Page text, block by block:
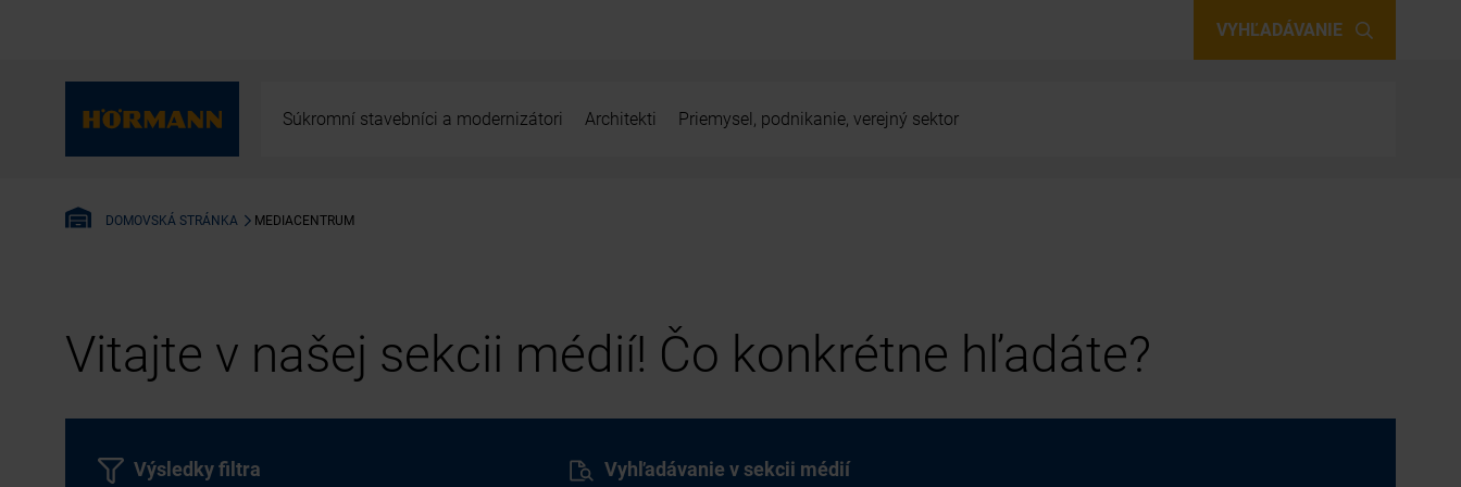
VYHĽADÁVANIE
Súkromní stavebníci a modernizátori Architekti Priemysel, podnikanie, verejný sektor
DOMOVSKÁ STRÁNKA MEDIACENTRUM
Vitajte v našej sekcii médií! Čo konkrétne hľadáte?
Vyhľadávanie v sekcii médií
Výsledky filtra